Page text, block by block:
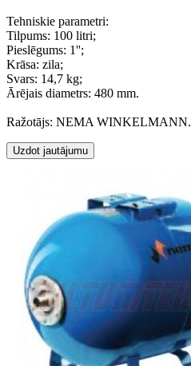
Tehniskie parametri:
Tilpums: 100 litri;
Pieslēgums: 1'';
Krāsa: zila;
Svars: 14,7 kg;
Ārējais diametrs: 480 mm.
Ražotājs: NEMA WINKELMANN.
Uzdot jautājumu